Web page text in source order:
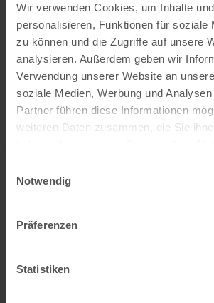
Wir verwenden Cookies, um Inhalte
personalisieren, Funktionen für soziale
zu können und die Zugriffe auf unsere
analysieren. Außerdem geben wir
Verwendung unserer Website an
soziale Medien, Werbung und
Partner führen diese Informationen
weiteren Daten zusammen, die Sie
Notwendig
Präferenzen
Statistiken